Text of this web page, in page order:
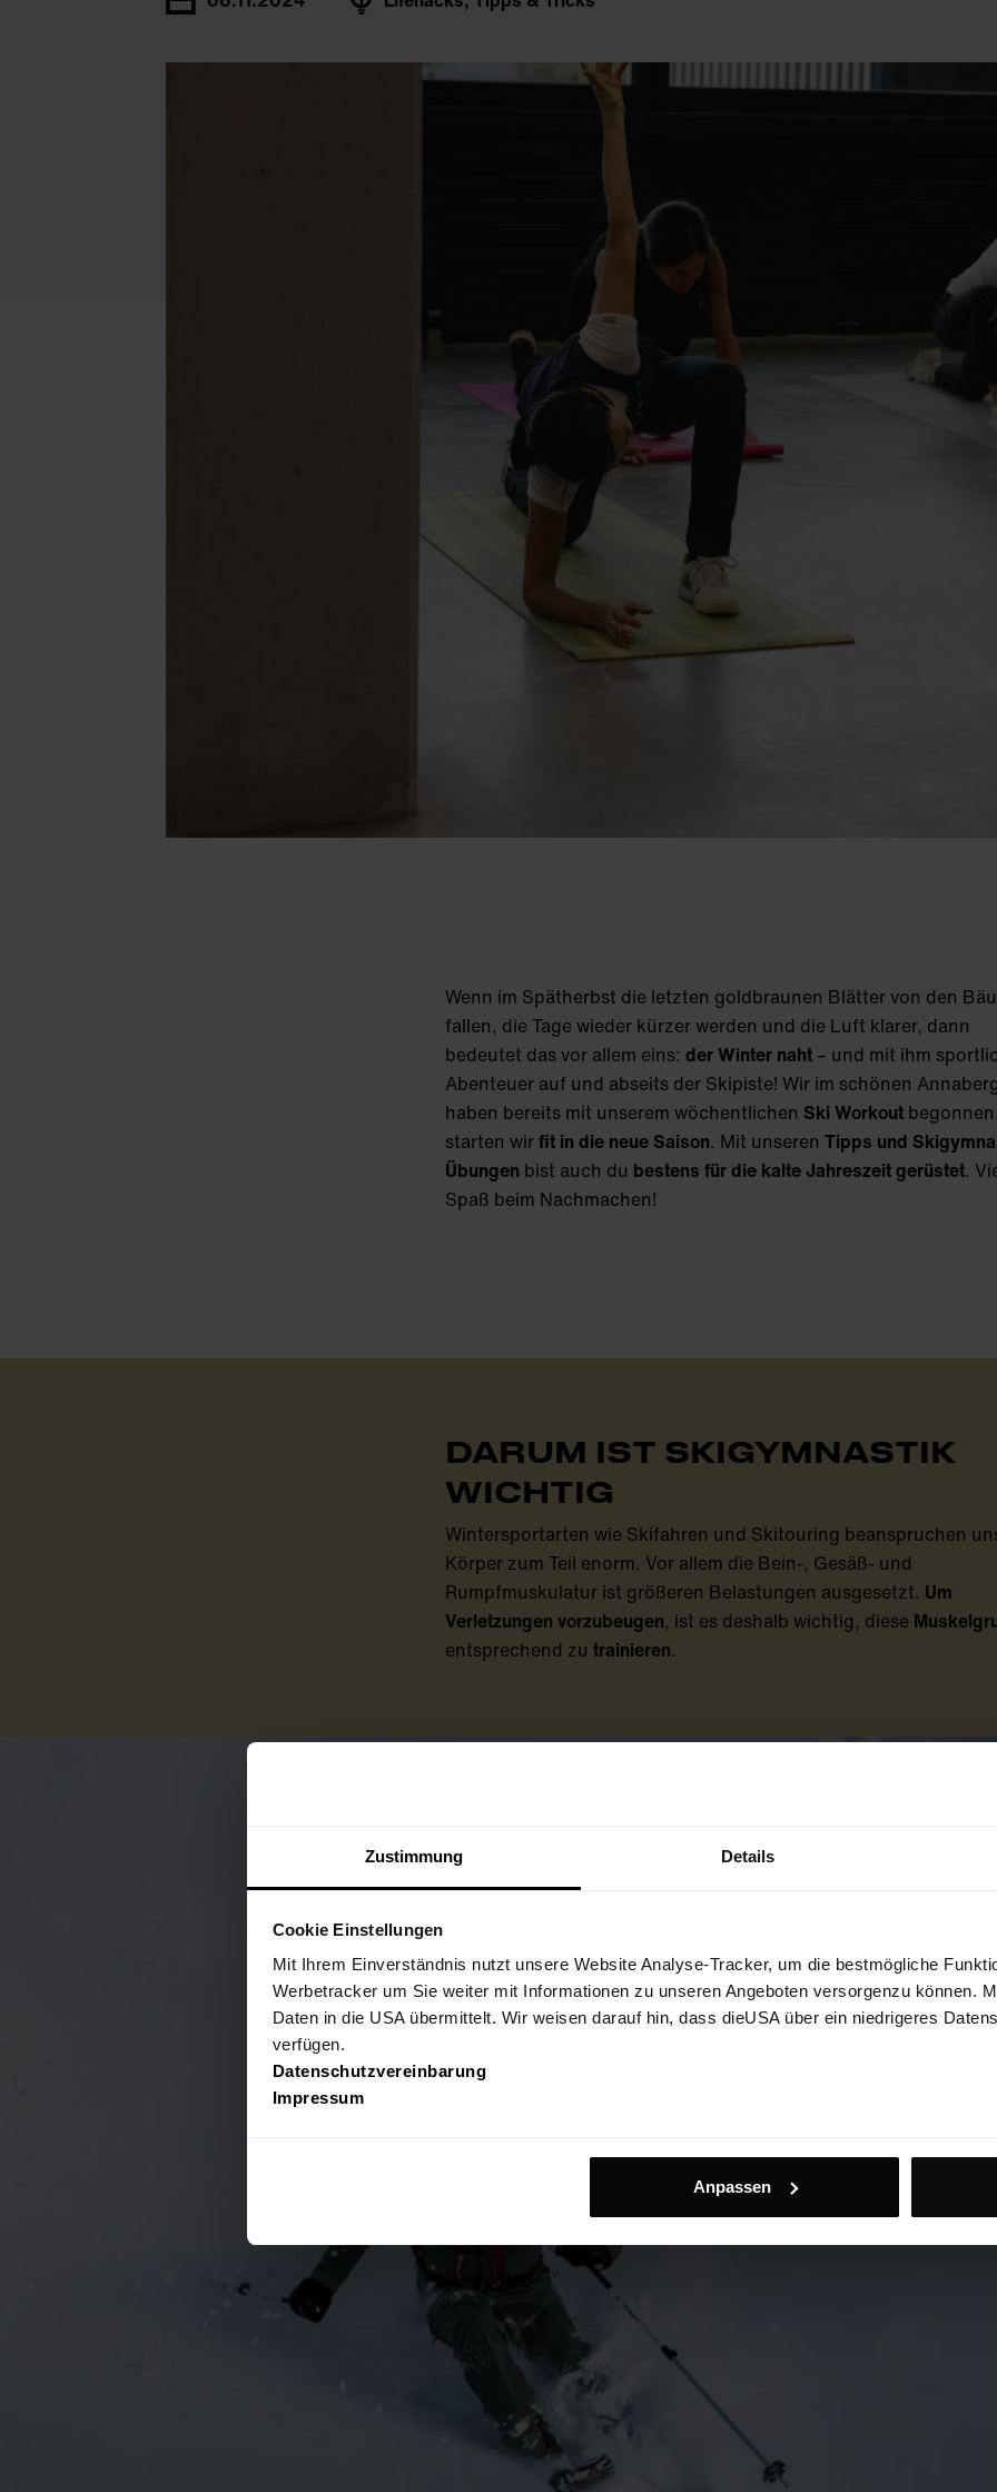
Zustimmung Details
Cookie Einstellungen
Mit Ihrem Einverständnis nutzt unsere Website Analyse-Tracker, um die bestmögliche
Werbetracker um Sie weiter mit Informationen zu unseren Angeboten versorgenzu können.
Daten in die USA übermittelt. Wir weisen darauf hin, dass dieUSA über ein niedrigeres
verfügen.
Datenschutzvereinbarung
Impressum
Anpassen
Wenn im Spätherbst die letzten goldbraunen Blätter von den
fallen, die Tage wieder kürzer werden und die Luft klarer, dann
bedeutet das vor allem eins: der Winter naht – und mit ihm
Abenteuer auf und abseits der Skipiste! Wir im schönen
haben bereits mit unserem wöchentlichen Ski Workout
starten wirfit in die neue Saison. Mit unseren Tipps und
Übungen bist auch du bestens für die kalte Jahreszeit gerüstet.
Spaß beim Nachmachen!
DARUM IST SKIGYMNASTIK
WICHTIG
Wintersportarten wie Skifahren und Skitouring beanspruchen
Körper zum Teil enorm. Vor allem die Bein-, Gesäß- und
Rumpfmuskulatur ist größeren Belastungen ausgesetzt. Um
Verletzungen vorzubeugen, ist es deshalb wichtig, diese
entsprechend zu trainieren.